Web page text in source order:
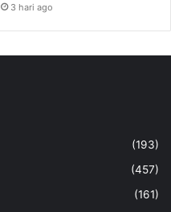
3 hari ago
(193)
(457)
(161)